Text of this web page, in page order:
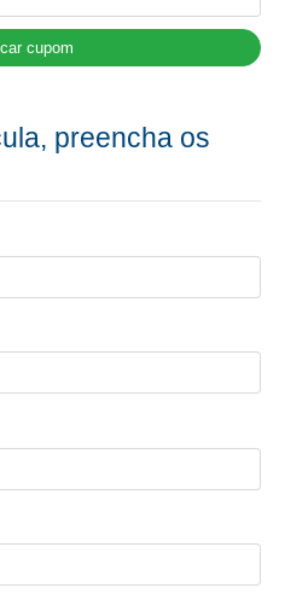
cupom
preencha os